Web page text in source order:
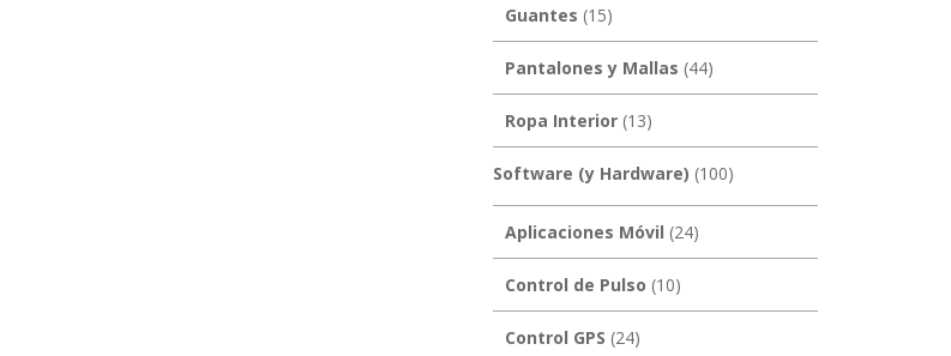
Guantes (15)
Pantalones y Mallas (44)
Ropa Interior(13)
Software (y Hardware) (100)
Aplicaciones Móvil (24)
Control de Pulso (10)
Control GPS (24)